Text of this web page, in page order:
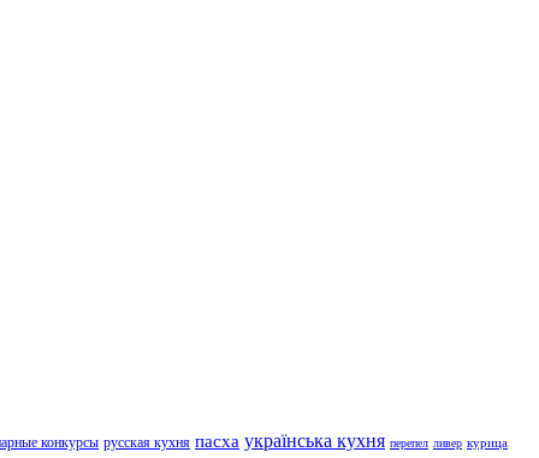
конкурсы русская кухня пасха українська кухня перепел ливер курица